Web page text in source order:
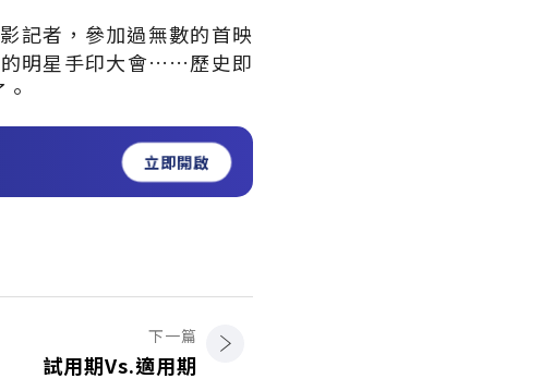
記者，參加過無數的首映
明星手印大會……歷史即
立即開啟
下一篇
試用期Vs.適用期